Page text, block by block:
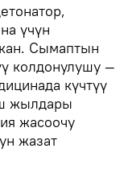
үчүн
Сымаптын
колдонулушу —
күчтүү
жылдары
жасоочу
жазат